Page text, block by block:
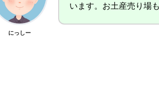
にっしー
います。お土産売り場